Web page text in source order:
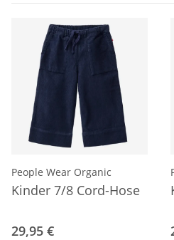
People Wear Organic
Kinder 7/8 Cord-Hose
29,95 €